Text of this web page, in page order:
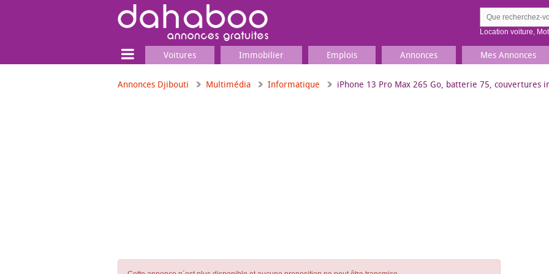
Location voiture,
Voitures Immobilier Emplois Annonces Mes Annonces
Annonces Djibouti Multimédia Informatique iPhone 13 Pro Max 265 Go, batterie 75, couvertures